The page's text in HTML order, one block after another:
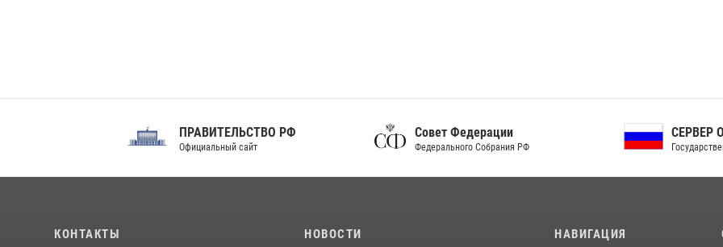
ПРАВИТЕЛЬСТВО РФ
Официальный сайт
Совет Федерации
Федерального Собрания РФ
СЕРВЕР ОРГАНОВ
Государственной власти РФ
КОНТАКТЫ НОВОСТИ НАВИГАЦИЯ